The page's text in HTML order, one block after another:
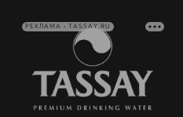
РЕКЛАМА • TASSAY.RU